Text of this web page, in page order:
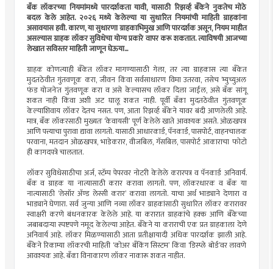
बँक लॉकरच्या नियमांमध्ये पारदर्शकता यावी, यासाठी रिझर्व्ह बँकेने नुकतेच मोठे
बदल केले आहेत. २०२६ मध्ये केलेल्या या सुधारित नियमांची माहिती ग्राहकांना
असावयास हवी. कारण, या सुधारणा ग्राहकाभिमुख आणि पारदर्शक असून, नियम माहीत
असल्यास ग्राहक लॉकर सुविधेचा योग्य प्रकारे वापर करू शकतात. त्याविषयी आजच्या
लेखात सविस्तर माहिती जाणून घेऊया...
ग्राहक कोणत्याही बँकेत लॉकर मागण्यासाठी गेला, तर त्या ग्राहकास त्या बँकेत
मुदतठेवीत गुंतवणूक करा, जीवन किंवा सर्वसाधारण विमा उतरवा, तसेच ‘म्युच्युअल
फंड योजने’त गुंतवणूक करा व असे केल्यासच लॉकर दिला जाईल, असे बँक सांगू
शकत नाही किंवा अशी अट घालू शकत नाही. पूर्वी बँका मुदतठेवीत गुंतवणूक
केल्याशिवाय लॉकर देतच नसत. पण, आता रिझर्व्ह बँकेने यावर बंदी आणलेली आहे.
मात्र, बँक लॉकरसाठी मुख्यतः ‘केवायसी’ पूर्ण केलेले खाते आवश्यक असते. ओळखपत्र
आणि पत्त्याचा पुरावा द्यावा लागतो. यासाठी आधारकार्ड, पॅनकार्ड, पासपोर्ट, वाहनचालक
परवाना, मतदान ओळखपत्र, भाडेकरार, वीजबिल, गॅसबिल, पासपोर्ट आकाराचा फोटो
ही कागदपत्रे चालतात.
लॉकर सुविधेसाठीचा अर्ज, स्टॅम्प पेपरवर नोटरी केलेले करारपत्र व पॅनकार्ड अनिवार्य.
बँक व ग्राहक या नात्यासाठी करार करावा लागतो. पण, लॉकरधारक व बँक या
नात्यासाठी ‘लेसॉर अ‍ॅण्ड लेस्सी करार’ करावा लागतो. याचा अर्थ भाड्याने देणारा व
भाड्याने घेणारा. सर्व जुन्या आणि नव्या लॉकर ग्राहकांसाठी सुधारित लॉकर करारावर
स्वाक्षरी करणे बंधनकारक केलेले आहे. या करारात ग्राहकांचे हक्क आणि बँकेच्या
जबाबदार्‍या स्पष्टपणे नमूद केलेल्या आहेत. बँकेने या कराराची एक प्रत ग्राहकाला देणे
अनिवार्य आहे. लॉकर मिळण्यासाठी आता प्रतीक्षायादी अधिक पारदर्शक झाली आहे.
बँकेने रिकाम्या लॉकरची माहिती ‘कोअर बँकिंग सिस्टम’ किंवा ‘डिस्प्ले बोर्ड’वर लावणे
आवश्यक आहे. बँका विनाकारण लॉकर नाकारू शकत नाहीत.